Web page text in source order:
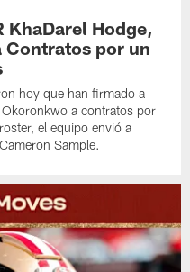
KhaDarel Hodge,
Contratos por un
hoy que han firmado a
a contratos por
el equipo envió a
Sample.